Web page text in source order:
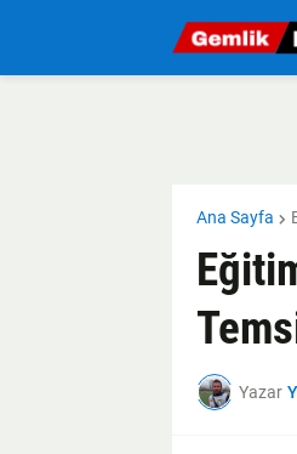
Ana Sayfa
Yazar